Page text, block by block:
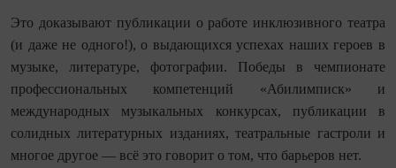
Это доказывают публикации о работе инклюзивного театра
(и даже не одного!), о выдающихся успехах наших героев в
музыке, литературе, фотографии. Победы в чемпионате
профессиональных компетенций «Абилимписк» и
международных музыкальных конкурсах, публикации в
солидных литературных изданиях, театральные гастроли и
многое другое — всё это говорит о том, что барьеров нет.